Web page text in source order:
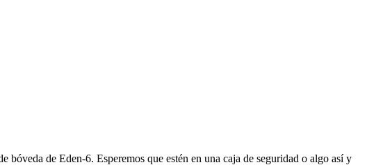
de Eden-6. Esperemos que estén en una caja de seguridad o algo así y